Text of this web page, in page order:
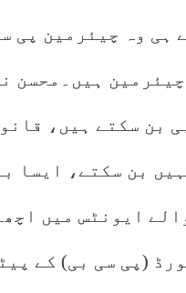
ہی وہ چیئرمین پی
چیئرمین
بن سکتے ہیں،
بن سکتے، ایسا
ایونٹس میں
(پی سی بی) کے